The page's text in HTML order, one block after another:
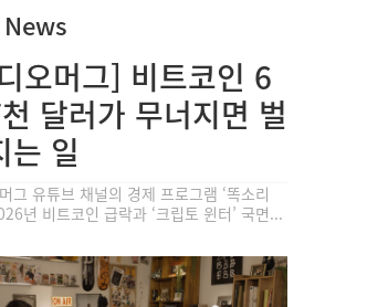
오머그] 비트코인 6
달러가 무너지면 벌
는 일
그 유튜브 채널의 경제 프로그램 ‘똑소리
년 비트코인 급락과 ‘크립토 윈터’ 국면...